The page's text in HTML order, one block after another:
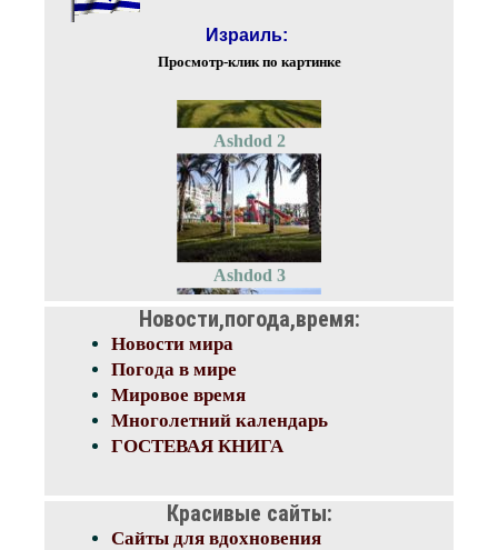
Израиль:
Просмотр-клик по картинке
Ashdod 2
Ashdod 3
Ashdod
Haifa 2
Новости,погода,время:
Новости мира
Погода в мире
Мировое время
Многолетний календарь
ГОСТЕВАЯ КНИГА
Красивые сайты:
Сайты для вдохновения